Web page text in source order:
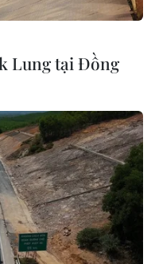
Lung tại Đồng